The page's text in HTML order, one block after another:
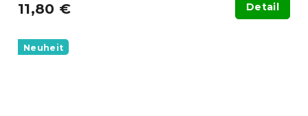
11,80 € Detail
Neuheit